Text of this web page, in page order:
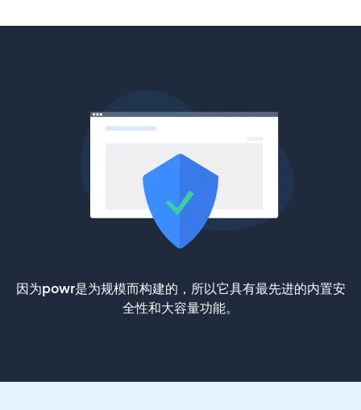
因为powr是为规模而构建的，所以它具有最先进的内置安
全性和大容量功能。